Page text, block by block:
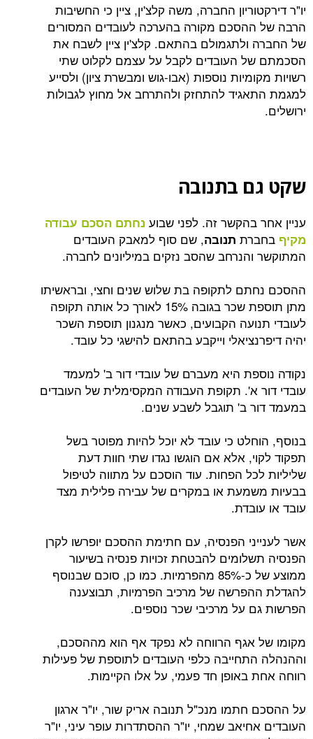
החברה, משה קלצ'ין, ציין כי החשיבות
מקורה בהערכה לעובדים המסורים
בהתאם. קלצ'ין ציין לשבח את
העובדים לקבל על עצמם לקלוט שתי
נוספות (אבו-גוש ומבשרת ציון) ולסייע
להתחזק ולהתרחב אל מחוץ לגבולות
בתנובה
בהקשר זה. לפני שבוע נחתם הסכם עבודה
תנובה, שם סוף למאבק העובדים
שהסב נזקים במיליונים לחברה.
לתקופה בת שלוש שנים וחצי, ובראשיתו
מתן תוספת שכר בגובה 15% לאורך כל אותה תקופה
הקבועים, כאשר מנגנון תוספת השכר
וייקבע בהתאם להישגי כל עובד.
היא מעברם של עובדי דור ב' למעמד
א'. תקופת העבודה המקסימלית של העובדים
ב' תוגבל לשבע שנים.
כי עובד לא יוכל להיות מפוטר בשל
אלא אם הוגשו נגדו שתי חוות דעת
הפחות. עוד הוסכם על מתווה לטיפול
או במקרים של עבירה פלילית מצד
הפנסיה, עם חתימת ההסכם יופרשו לקרן
להבטחת זכויות פנסיה בשיעור
ממוצע של כ-85% מהפרמיות. כמו כן, סוכם שבנוסף
של מרכיב הפרמיות, תבוצענה
על מרכיבי שכר נוספים.
אגף הרווחה לא נפקד אף הוא מההסכם,
כלפי העובדים לתוספת של פעילות
באופן חד פעמי, על אלו הקיימות.
מנכ"ל תנובה אריק שור, יו"ר ארגון
שמחי, יו"ר ההסתדרות עופר עיני, יו"ר